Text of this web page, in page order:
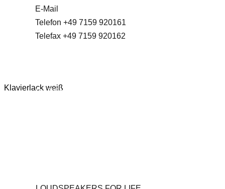
Klavierlack weiß
E-Mail
Telefon +49 7159 920161
Telefax +49 7159 920162
DATENSCHUTZ